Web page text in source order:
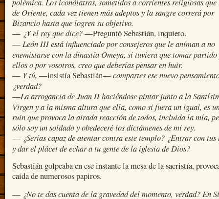
de Oriente, cada vez tienen más adeptos y la sangre correrá por
Bizancio hasta que logren su objetivo.
— ¿Y el rey que dice?—Preguntó Sebastián, inquieto.
— León III está influenciado por consejeros que le animan a no
enemistarse con la dinastía Omeya, si tuviera que tomar
ellos o por vosotros, creo que deberías pensar en huir.
— Y tú, —insistía Sebastián—compartes ese nuevo
¿verdad?
—La arrogancia de Juan II haciéndose pintar junto a la
Virgen y a la misma altura que ella, como si fuera un igual, es
ruin que provoca la airada reacción de todos, incluida la mía,
sólo soy un soldado y obedeceré los dictámenes de mi rey.
— ¿Serías capaz de atentar contra este templo? ¿Entrar con tus
y dar el plácet de echar a tu gente de la iglesia de Dios?
Sebastián golpeaba en ese instante la mesa de la sacristía,
caída de numerosos papiros.
— ¿No te das cuenta de la gravedad del momento, verdad? En